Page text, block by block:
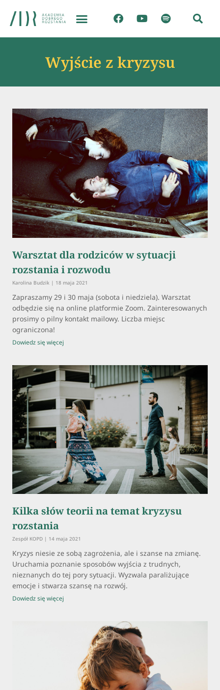
Wyjście z kryzysu
Warsztat dla rodziców w sytuacji
rozstania i rozwodu
Karolina Budzik 18 maja 2021
Zapraszamy 29 i 30 maja (sobota i niedziela). Warsztat
odbędzie się na online platformie Zoom. Zainteresowanych
prosimy o pilny kontakt mailowy. Liczba miejsc
ograniczona!
Dowiedz się więcej
Kilka słów teorii na temat kryzysu
rozstania
Zespół KOPD 14 maja 2021
Kryzys niesie ze sobą zagrożenia, ale i szanse na zmianę.
Uruchamia poznanie sposobów wyjścia z trudnych,
nieznanych do tej pory sytuacji. Wyzwala paraliżujące
emocje i stwarza szansę na rozwój.
Dowiedz się więcej